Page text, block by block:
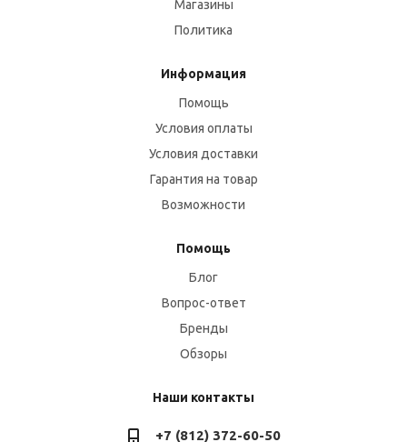
Магазины
Политика
Информация
Помощь
Условия оплаты
Условия доставки
Гарантия на товар
Возможности
Помощь
Блог
Вопрос-ответ
Бренды
Обзоры
Наши контакты
+7 (812) 372-60-50